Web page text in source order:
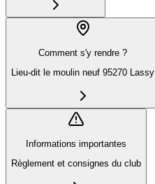
Comment s'y rendre ?
Lieu-dit le moulin neuf 95270 Lassy
Informations importantes
Règlement et consignes du club